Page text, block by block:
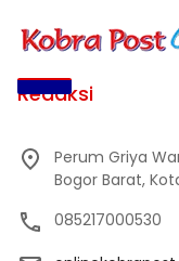
Redaksi
Perum Griya
Bogor Barat,
085217000530